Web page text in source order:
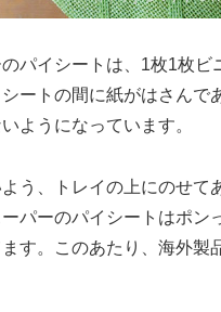
パイシートは、1枚1枚ビ
ートの間に紙がはさんで
ようになっています。
う、トレイの上にのせて
パーのパイシートはポン
す。このあたり、海外製